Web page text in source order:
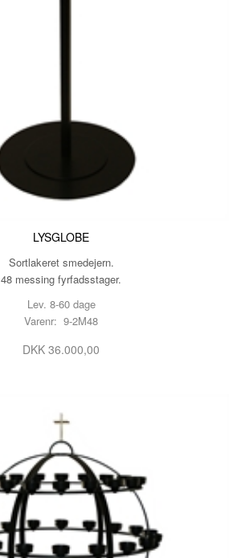
LYSGLOBE
Sortlakeret smedejern.
48 messing fyrfadsstager.
Lev. 8-60 dage
Varenr: 9-2M48
DKK 36.000,00